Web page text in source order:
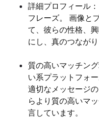
詳細プロフィール
フレーズ。 画像と
て、彼らの性格、
にし、真のつなが
質の高いマッチン
い系プラットフォ
適切なメッセージ
らより質の高いマ
言しています。